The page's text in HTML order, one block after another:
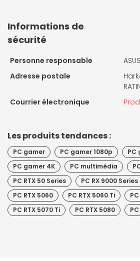
Informations de
sécurité
Personne responsable
Adresse postale
Courrier électronique
Les produits tendances :
PC gamer PC gamer 1080p
PC
PC gamer 4K
PC multimédia
PC RTX 50 Series
PC RX 9000 Series
PC RTX 5060
PC RTX 5060 Ti
PC RTX 5070 Ti
PC RTX 5080